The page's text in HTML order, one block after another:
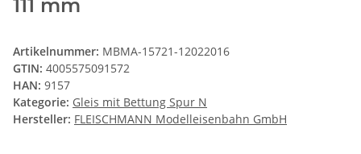
111 mm
Artikelnummer: MBMA-15721-12022016
GTIN: 4005575091572
HAN: 9157
Kategorie: Gleis mit Bettung Spur N
Hersteller: FLEISCHMANN Modelleisenbahn GmbH